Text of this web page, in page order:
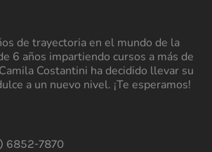
de trayectoria en el mundo de la
6 años impartiendo cursos a más de
Costantini ha decidido llevar su
a un nuevo nivel. ¡Te esperamos!
6852-7870